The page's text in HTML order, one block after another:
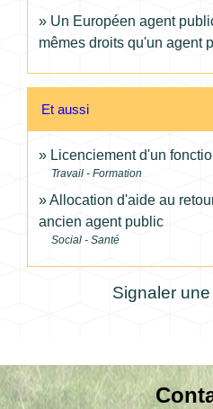
Un Européen agent
mêmes droits qu'un agent
Et aussi
Licenciement d'un
Travail - Formation
Allocation d'aide au
ancien agent public
Social - Santé
Signaler